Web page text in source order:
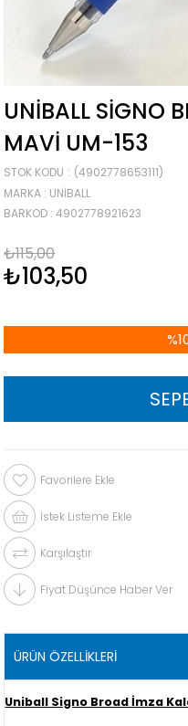
UNIBALL SIGNO
MAVI UM-153
STOK KODU
(4902778653111)
MARKA : UNIBALL
BARKOD : 4902778921623
₺115,00
₺103,50
%
Favorilere Ekle
İstek Listeme Ekle
Karşılaştır
Fiyat Düşünce Haber Ver
ÜRÜN ÖZELLIKLERI
Uniball Signo Broad İmza